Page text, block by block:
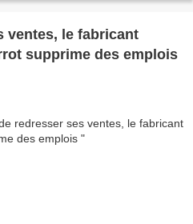
ventes, le fabricant
supprime des emplois